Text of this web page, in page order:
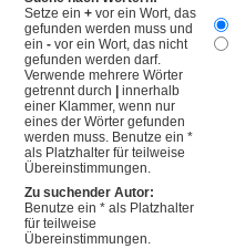
Setze ein + vor ein Wort, das
gefunden werden muss und
ein - vor ein Wort, das nicht
gefunden werden darf.
Verwende mehrere Wörter
getrennt durch
innerhalb
einer Klammer, wenn nur
eines der Wörter gefunden
werden muss. Benutze ein *
als Platzhalter für teilweise
Übereinstimmungen.
Zu suchender Autor:
Benutze ein * als Platzhalter
für teilweise
Übereinstimmungen.